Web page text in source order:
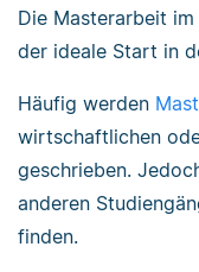
Die Masterarbeit
der ideale Start in
Häufig werden
wirtschaftlichen
geschrieben.
anderen
finden.